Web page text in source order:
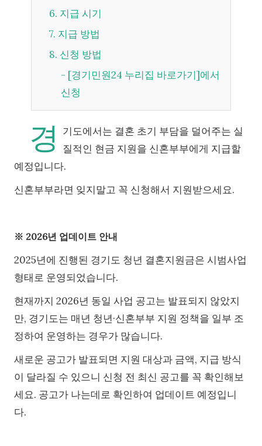
6. 지급 시기
7. 지급 방법
8. 신청 방법
- [경기민원24 누리집 바로가기]에서
신청
경
기도에서는 결혼 초기 부담을 덜어주는 실
질적인 현금 지원을 신혼부부에게 지급할
예정입니다.
신혼부부라면 잊지말고 꼭 신청해서 지원받으세요.
※ 2026년 업데이트 안내
2025년에 진행된 경기도 청년 결혼지원금은 시범사업
형태로 운영되었습니다.
현재까지 2026년 동일 사업 공고는 발표되지 않았지
만, 경기도는 매년 청년·신혼부부 지원 정책을 일부 조
정하여 운영하는 경우가 많습니다.
새로운 공고가 발표되면 지원 대상과 금액, 지급 방식
이 달라질 수 있으니 신청 전 최신 공고를 꼭 확인해보
세요. 공고가 나는데로 확인하여 업데이트 예정입니
다.